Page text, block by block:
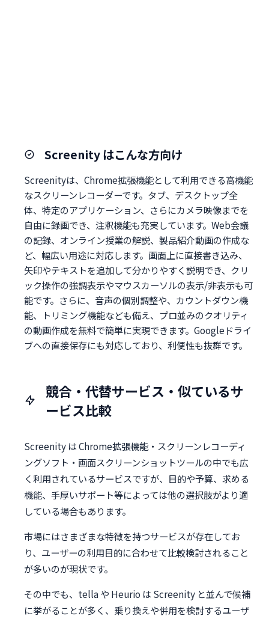
Screenity はこんな方向け
Screenityは、Chrome拡張機能として利用できる高機能
なスクリーンレコーダーです。タブ、デスクトップ全
体、特定のアプリケーション、さらにカメラ映像までを
自由に録画でき、注釈機能も充実しています。Web会議
の記録、オンライン授業の解説、製品紹介動画の作成な
ど、幅広い用途に対応します。画面上に直接書き込み、
矢印やテキストを追加して分かりやすく説明でき、クリ
ック操作の強調表示やマウスカーソルの表示/非表示も可
能です。さらに、音声の個別調整や、カウントダウン機
能、トリミング機能なども備え、プロ並みのクオリティ
の動画作成を無料で簡単に実現できます。Googleドライ
ブへの直接保存にも対応しており、利便性も抜群です。
競合・代替サービス・似ているサ
ービス比較
Screenity は Chrome拡張機能・スクリーンレコーディ
ングソフト・画面スクリーンショットツールの中でも広
く利用されているサービスですが、目的や予算、求める
機能、手厚いサポート等によっては他の選択肢がより適
している場合もあります。
市場にはさまざまな特徴を持つサービスが存在してお
り、ユーザーの利用目的に合わせて比較検討されること
が多いのが現状です。
その中でも、tella や Heurio は Screenity と並んで候補
に挙がることが多く、乗り換えや併用を検討するユーザ